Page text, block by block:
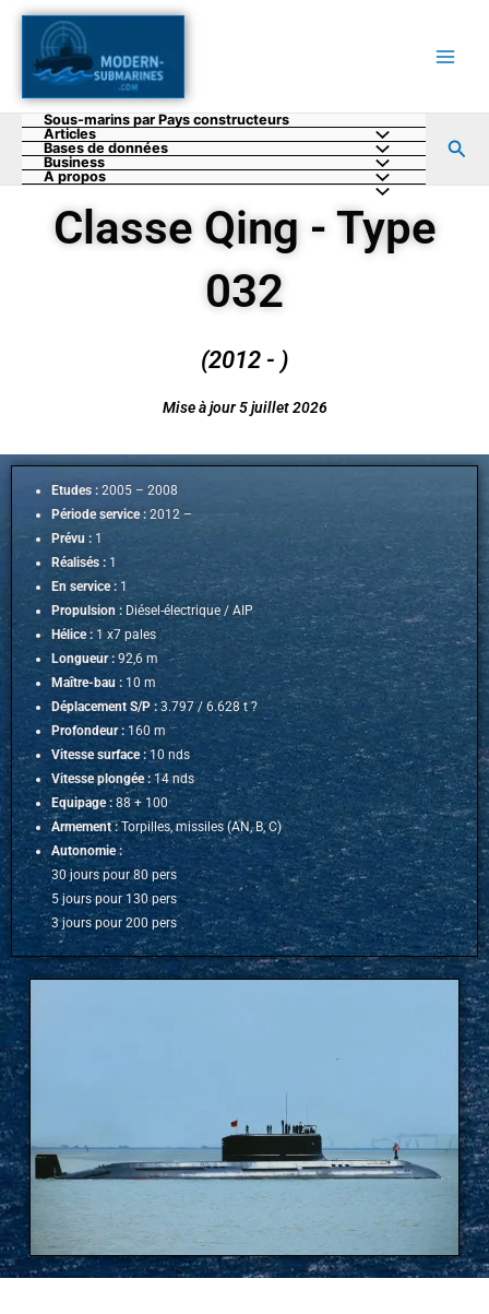
Aller
contenu
Sous-marins par Pays constructeurs
Articles
Bases de données
Business
A propos
Classe Qing - Type
032
(2012 - )
Mise à jour 5 juillet 2026
Etudes : 2005 – 2008
Période service : 2012 –
Prévu : 1
Réalisés : 1
En service : 1
Propulsion : Diésel-électrique / AIP
Hélice : 1 x7 pales
Longueur : 92,6 m
Maître-bau : 10 m
Déplacement S/P : 3.797 / 6.628 t ?
Profondeur :160 m
Vitesse surface :10 nds
Vitesse plongée :14 nds
Equipage : 88 + 100
Armement :Torpilles, missiles (AN, B, C)
Autonomie :
30 jours pour 80 pers
5 jours pour 130 pers
3 jours pour 200 pers